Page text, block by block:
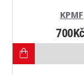
KPMF
700Kč